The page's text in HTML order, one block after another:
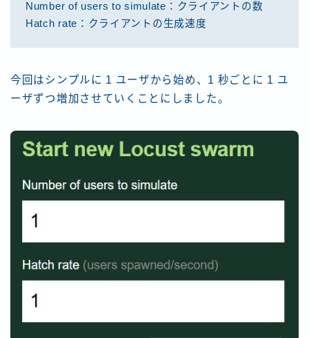
Number of users to simulate：クライアントの数
Hatch rate：クライアントの生成速度
今回はシンプルに 1 ユーザから始め、1 秒ごとに 1 ユ
ーザずつ増加させていくことにしました。